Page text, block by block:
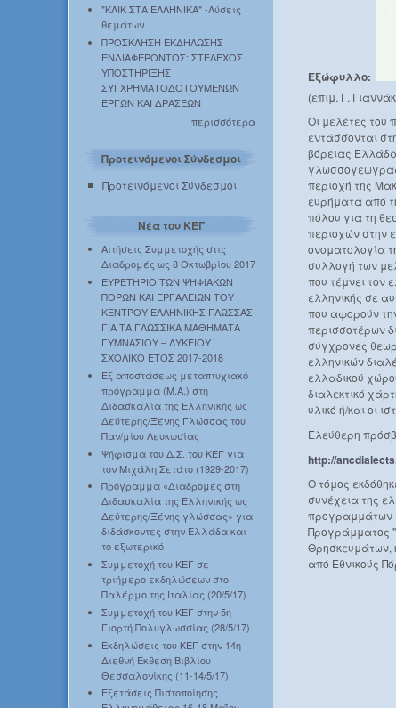
"ΚΛΙΚ ΣΤΑ ΕΛΛΗΝΙΚΑ" -Λύσεις
θεμάτων
ΠΡΟΣΚΛΗΣΗ ΕΚΔΗΛΩΣΗΣ
ΕΝΔΙΑΦΕΡΟΝΤΟΣ: ΣΤΕΛΕΧΟΣ
ΥΠΟΣΤΗΡΙΞΗΣ
ΣΥΓΧΡΗΜΑΤΟΔΟΤΟΥΜΕΝΩΝ
ΕΡΓΩΝ ΚΑΙ ΔΡΑΣΕΩΝ
περισσότερα
Προτεινόμενοι Σύνδεσμοι
Προτεινόμενοι Σύνδεσμοι
Νέα του ΚΕΓ
Αιτήσεις Συμμετοχής στις
Διαδρομές ως 8 Οκτωβρίου 2017
ΕΥΡΕΤΗΡΙΟ ΤΩΝ ΨΗΦΙΑΚΩΝ
ΠΟΡΩΝ ΚΑΙ ΕΡΓΑΛΕΙΩΝ ΤΟΥ
ΚΕΝΤΡΟΥ ΕΛΛΗΝΙΚΗΣ ΓΛΩΣΣΑΣ
ΓΙΑ ΤΑ ΓΛΩΣΣΙΚΑ ΜΑΘΗΜΑΤΑ
ΓΥΜΝΑΣΙΟΥ – ΛΥΚΕΙΟΥ
ΣΧΟΛΙΚΟ ΕΤΟΣ 2017-2018
Εξ αποστάσεως μεταπτυχιακό
πρόγραμμα (Μ.Α.) στη
Διδασκαλία της Ελληνικής ως
Δεύτερης/Ξένης Γλώσσας του
Παν/μίου Λευκωσίας
Ψήφισμα του Δ.Σ. του ΚΕΓ για
τον Μιχάλη Σετάτο (1929-2017)
Πρόγραμμα «Διαδρομές στη
Διδασκαλία της Ελληνικής ως
Δεύτερης/Ξένης γλώσσας» για
διδάσκοντες στην Ελλάδα και
το εξωτερικό
Συμμετοχή του ΚΕΓ σε
τριήμερο εκδηλώσεων στο
Παλέρμο της Ιταλίας (20/5/17)
Συμμετοχή του ΚΕΓ στην 5η
Γιορτή Πολυγλωσσίας (28/5/17)
Εκδηλώσεις του ΚΕΓ στην 14η
Διεθνή Έκθεση Βιβλίου
Θεσσαλονίκης (11-14/5/17)
Εξετάσεις Πιστοποίησης
Εξώφυλλο:
(επιμ. Γ.
Οι μελέτες του
εντάσσονται
βόρειας
περιοχή της
ευρήματα από
πόλου για τη
περιοχών στην
ονοματολογία
συλλογή των
που τέμνει τον
ελληνικής σε
που αφορούν
περισσοτέρων
σύγχρονες
ελληνικών
ελλαδικού
διαλεκτικό
υλικό ή/και οι
Ελεύθερη
http://
Ο τόμος
συνέχεια της
προγραμμάτων
Προγράμματος
Θρησκευμάτων,
από Εθνικούς